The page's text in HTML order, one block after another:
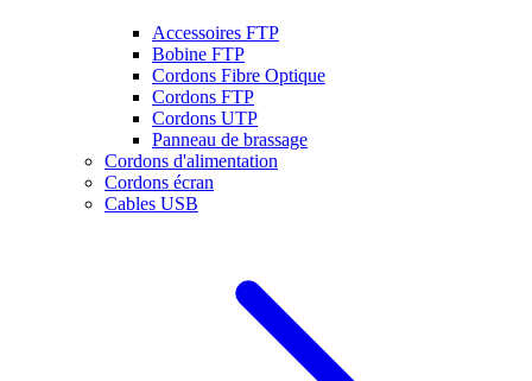
Accessoires FTP
Bobine FTP
Cordons Fibre Optique
Cordons FTP
Cordons UTP
Panneau de brassage
Cordons d'alimentation
Cordons écran
Cables USB